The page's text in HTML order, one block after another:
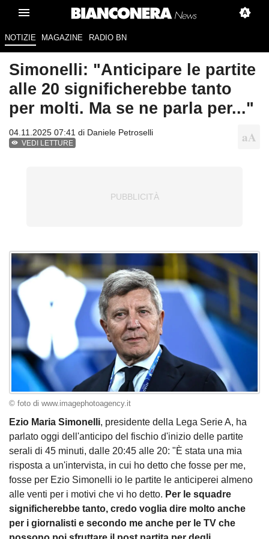
NOTIZIE MAGAZINE RADIO BN
Simonelli: "Anticipare le partite
alle 20 significherebbe tanto
per molti. Ma se ne parla per..."
04.11.2025 07:41 di Daniele Petroselli
VEDI LETTURE
© foto di www.imagephotoagency.it
Ezio Maria Simonelli, presidente della Lega Serie A, ha
parlato oggi dell'anticipo del fischio d'inizio delle partite
serali di 45 minuti, dalle 20:45 alle 20: "È stata una mia
risposta a un'intervista, in cui ho detto che fosse per me,
fosse per Ezio Simonelli io le partite le anticiperei almeno
alle venti per i motivi che vi ho detto. Per le squadre
significherebbe tanto, credo voglia dire molto anche
per i giornalisti e secondo me anche per le TV che